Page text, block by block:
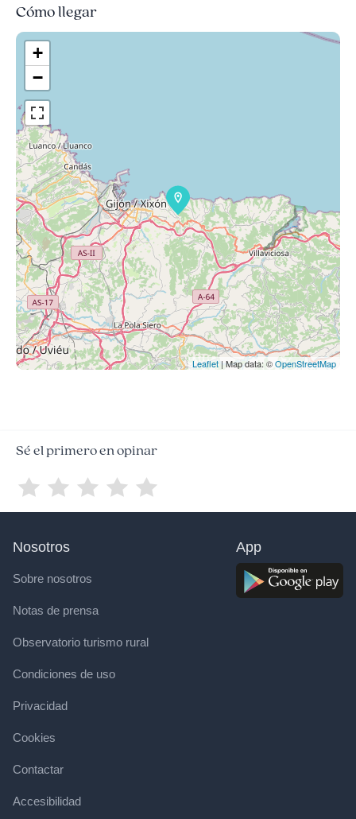
Cómo llegar
+
−
Leaflet | Map data: ©OpenStreetMap
Sé el primero en opinar
Nosotros
Sobre nosotros
Notas de prensa
Observatorio turismo rural
Condiciones de uso
Privacidad
Cookies
Contactar
Accesibilidad
App